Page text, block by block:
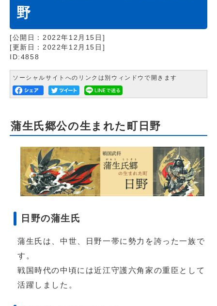
野
[公開日： 2022年12月15日 ]
[更新日： 2022年12月15日 ]
ID:4858
ソーシャルサイトへのリンクは別ウィンドウで開きます
蒲生氏郷公の生まれた町日野
日野の蒲生氏
蒲生氏は、中世、日野一帯に勢力を誇った一族で
す。
戦国時代の中頃には近江守護六角家の重臣として
活躍しました。